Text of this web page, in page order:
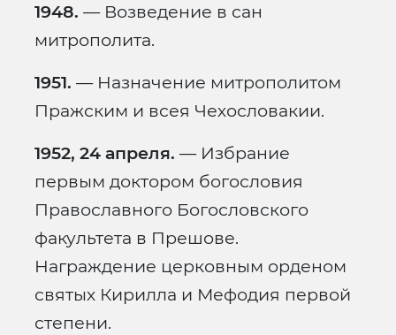
1948. — Возведение в сан
митрополита.
1951. — Назначение митрополитом
Пражским и всея Чехословакии.
1952, 24 апреля. — Избрание
первым доктором богословия
Православного Богословского
факультета в Прешове.
Награждение церковным орденом
святых Кирилла и Мефодия первой
степени.